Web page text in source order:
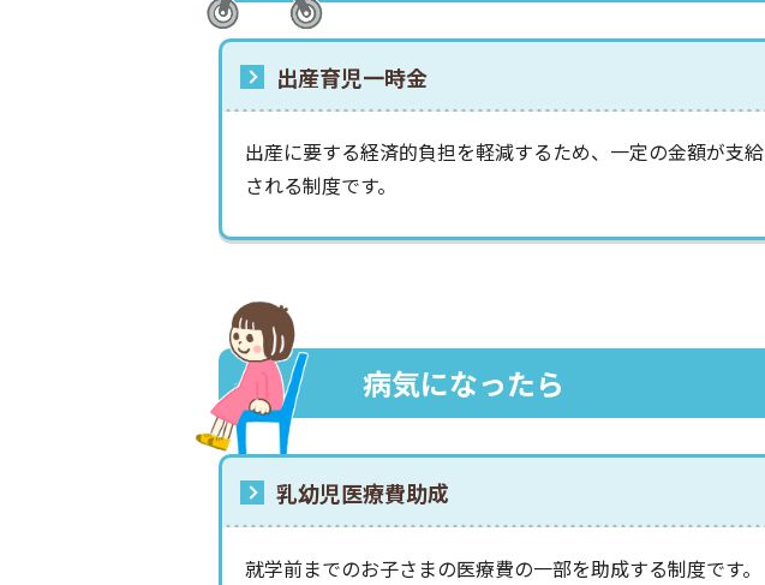
出産育児一時金
出産に要する経済的負担を軽減するため、一定の金額が支給
される制度です。
病気になったら
乳幼児医療費助成
就学前までのお子さまの医療費の一部を助成する制度です。